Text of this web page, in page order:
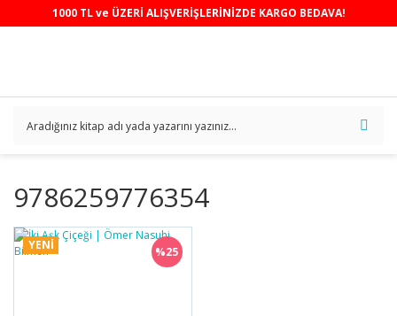
1000 TL ve ÜZERİ ALIŞVERİŞLERİNİZDE KARGO BEDAVA!
9786259776354
YENİ %25